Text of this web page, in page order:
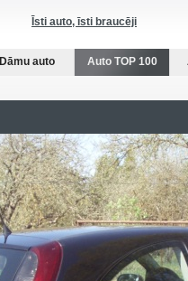
Īsti auto, īsti braucēji
Dāmu auto Auto TOP 100